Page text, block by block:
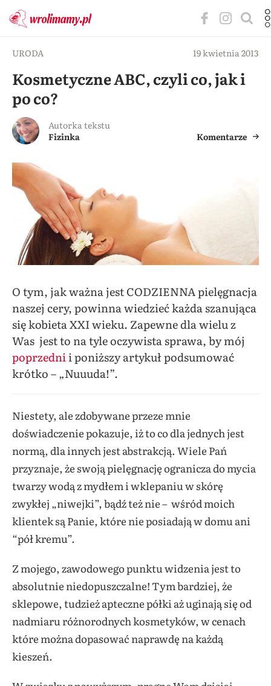
URODA 19 kwietnia 2013
Kosmetyczne ABC, czyli co, jak i
po co?
Autorka tekstu
Fizinka
Komentarze
O tym, jak ważna jest CODZIENNA pielęgnacja
naszej cery, powinna wiedzieć każda szanująca
się kobieta XXI wieku. Zapewne dla wielu z
Was jest to na tyle oczywista sprawa, by mój
poprzednii poniższy artykuł podsumować
krótko – „Nuuuda!”.
Niestety, ale zdobywane przeze mnie
doświadczenie pokazuje, iż to co dla jednych jest
normą, dla innych jest abstrakcją. Wiele Pań
przyznaje, że swoją pielęgnację ogranicza do mycia
twarzy wodą z mydłem i wklepaniu w skórę
zwykłej „niwejki”, bądź też nie – wśród moich
klientek są Panie, które nie posiadają w domu ani
“pół kremu”.
Z mojego, zawodowego punktu widzenia jest to
absolutnie niedopuszczalne! Tym bardziej, że
sklepowe, tudzież apteczne półki aż uginają się od
nadmiaru różnorodnych kosmetyków, w cenach
które można dopasować naprawdę na każdą
kieszeń.